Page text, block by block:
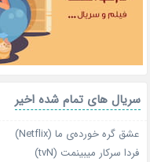
سریال های تمام شده اخیر
عشق گره خورده‌ی ما (Netflix)
فردا سرکار میبینمت (tvN)